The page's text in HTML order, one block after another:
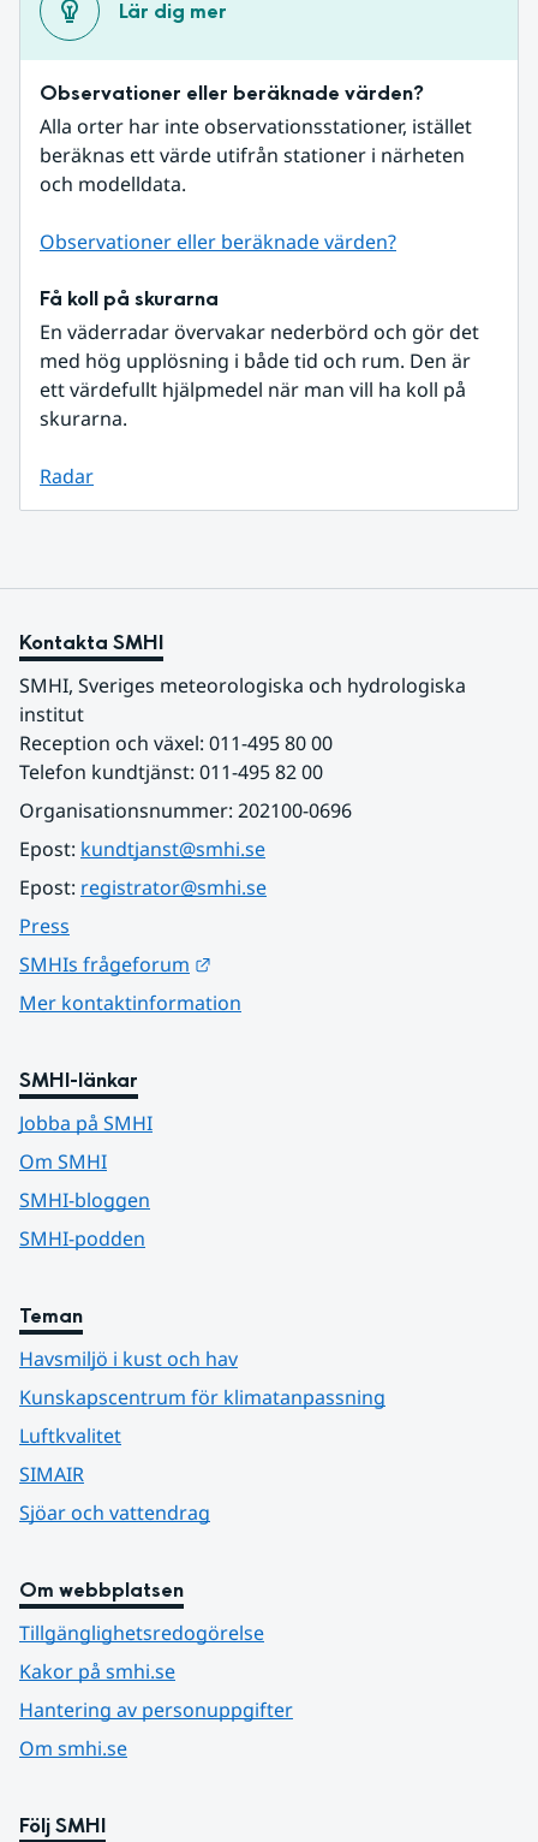
Lär dig mer
Observationer eller beräknade värden?
Alla orter har inte observationsstationer, istället
beräknas ett värde utifrån stationer i närheten
och modelldata.
Observationer eller beräknade värden?
Få koll på skurarna
En väderradar övervakar nederbörd och gör det
med hög upplösning i både tid och rum. Den är
ett värdefullt hjälpmedel när man vill ha koll på
skurarna.
Radar
Kontakta SMHI
SMHI, Sveriges meteorologiska och hydrologiska
institut
Reception och växel: 011-495 80 00
Telefon kundtjänst: 011-495 82 00
Organisationsnummer: 202100-0696
Epost: kundtjanst@smhi.se
Epost: registrator@smhi.se
Press
SMHIs frågeforum
Mer kontaktinformation
SMHI-länkar
Jobba på SMHI
Om SMHI
SMHI-bloggen
SMHI-podden
Teman
Havsmiljö i kust och hav
Kunskapscentrum för klimatanpassning
Luftkvalitet
SIMAIR
Sjöar och vattendrag
Om webbplatsen
Tillgänglighetsredogörelse
Kakor på smhi.se
Hantering av personuppgifter
Om smhi.se
Följ SMHI